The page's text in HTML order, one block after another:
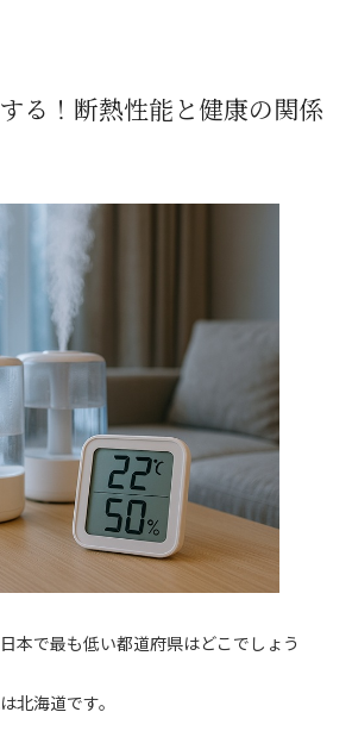
る！ 断熱性能と健康の関係
本で最も低い都道府県はどこでしょう
北海道です。